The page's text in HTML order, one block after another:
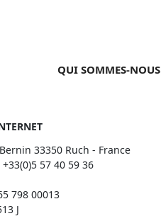
QUI SOMMES-NOUS
33350 Ruch - France
+33(0)5 57 40 59 36
798 00013
J